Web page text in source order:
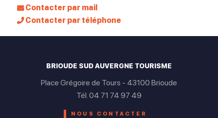
Contacter par mail
Contacter par téléphone
BRIOUDE SUD AUVERGNE TOURISME
Place Grégoire de Tours - 43100 Brioude
Tél. 04 71 74 97 49
NOUS CONTACTER